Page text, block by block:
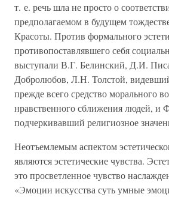
т. е. речь шла не просто о
предполагаемом в будущем
Красоты. Против формального
противопоставлявшего себя
выступали В.Г. Белинский, Д.И.
Добролюбов, Л.Н. Толстой,
прежде всего средство морального
нравственного сближения людей, и
подчеркивавший религиозное
Неотъемлемым аспектом
являются эстетические чувства.
это просветленное чувство
«Эмоции искусства суть умные